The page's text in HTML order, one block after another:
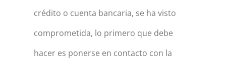
crédito o cuenta bancaria, se ha visto
comprometida, lo primero que debe
hacer es ponerse en contacto con la